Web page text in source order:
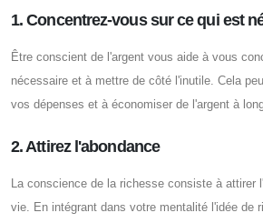
1. Concentrez-vous sur ce qui est
Être conscient de l'argent vous aide à vous
nécessaire et à mettre de côté l'inutile. Cela
vos dépenses et à économiser de l'argent à
2. Attirez l'abondance
La conscience de la richesse consiste à attirer
vie. En intégrant dans votre mentalité l'idée de